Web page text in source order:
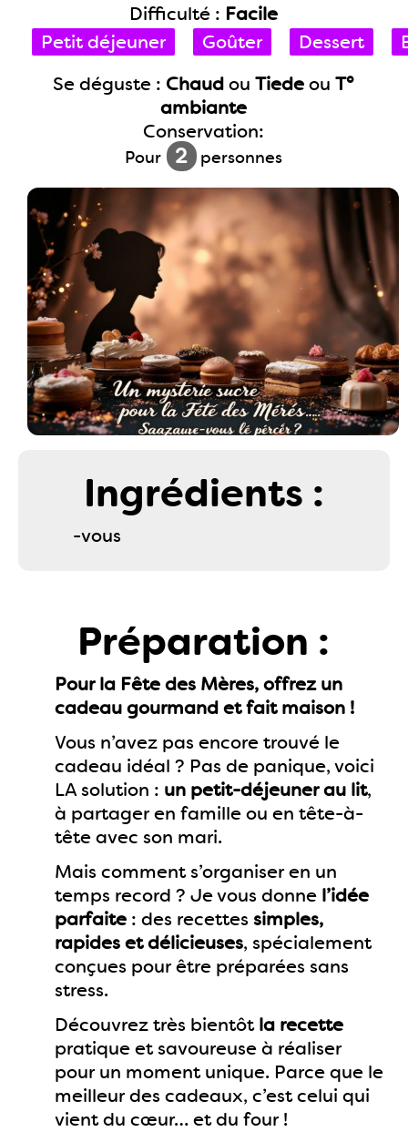
Difficulté : Facile
Petit déjeuner
Goûter Dessert
Se déguste : ChaudouTiedeouT°
ambiante
Conservation:
Pour 2 personnes
Ingrédients :
-vous
Préparation :
Pour la Fête des Mères, offrez un
cadeau gourmand et fait maison !
Vous n’avez pas encore trouvé le
cadeau idéal ? Pas de panique, voici
LA solution : un petit-déjeuner au lit,
à partager en famille ou en tête-à-
tête avec son mari.
Mais comment s’organiser en un
temps record ? Je vous donne l’idée
parfaite : des recettes simples,
rapides et délicieuses, spécialement
conçues pour être préparées sans
stress.
Découvrez très bientôtla recette
pratique et savoureuse à réaliser
pour un moment unique. Parce que le
meilleur des cadeaux, c’est celui qui
vient du cœur… et du four !